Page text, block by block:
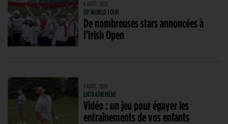
6 AOÛT. 2026
DP WORLD TOUR
De nombreuses stars annoncées à
l’Irish Open
5 AOÛT. 2026
ENTRAÎNEMENT
Vidéo : un jeu pour égayer les
entraînements de vos enfants